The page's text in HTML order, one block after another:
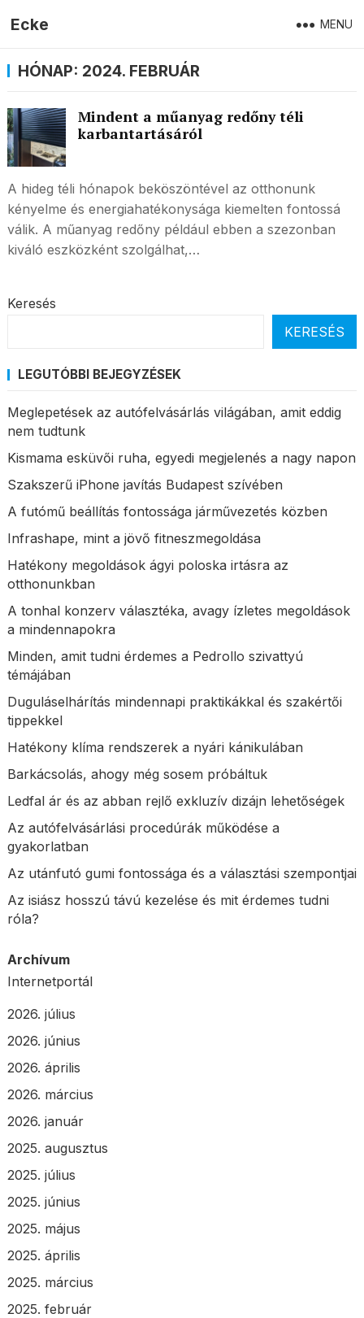
Ecke MENU
HÓNAP: 2024. FEBRUÁR
Mindent a műanyag redőny téli
karbantartásáról
A hideg téli hónapok beköszöntével az otthonunk
kényelme és energiahatékonysága kiemelten fontossá
válik. A műanyag redőny például ebben a szezonban
kiváló eszközként szolgálhat,…
Keresés
KERESÉS
LEGUTÓBBI BEJEGYZÉSEK
Meglepetések az autófelvásárlás világában, amit eddig
nem tudtunk
Kismama esküvői ruha, egyedi megjelenés a nagy napon
Szakszerű iPhone javítás Budapest szívében
A futómű beállítás fontossága járművezetés közben
Infrashape, mint a jövő fitneszmegoldása
Hatékony megoldások ágyi poloska irtásra az
otthonunkban
A tonhal konzerv választéka, avagy ízletes megoldások
a mindennapokra
Minden, amit tudni érdemes a Pedrollo szivattyú
témájában
Duguláselhárítás mindennapi praktikákkal és szakértői
tippekkel
Hatékony klíma rendszerek a nyári kánikulában
Barkácsolás, ahogy még sosem próbáltuk
Ledfal ár és az abban rejlő exkluzív dizájn lehetőségek
Az autófelvásárlási procedúrák működése a
gyakorlatban
Az utánfutó gumi fontossága és a választási szempontjai
Az isiász hosszú távú kezelése és mit érdemes tudni
róla?
Archívum
Internetportál
2026. július
2026. június
2026. április
2026. március
2026. január
2025. augusztus
2025. július
2025. június
2025. május
2025. április
2025. március
2025. február